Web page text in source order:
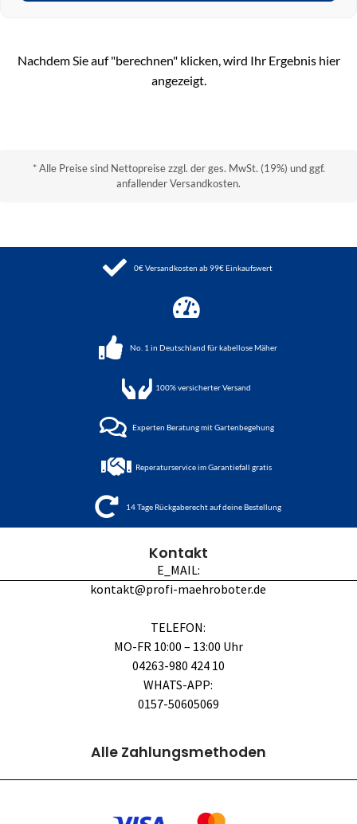
Nachdem Sie auf "berechnen" klicken, wird Ihr Ergebnis hier
angezeigt.
* Alle Preise sind Nettopreise zzgl. der ges. MwSt. (19%) und ggf.
anfallender Versandkosten.
0€ Versandkosten ab 99€ Einkaufswert
No. 1 in Deutschland für kabellose Mäher
100%versicherter Versand
Experten Beratung mit Gartenbegehung
Reperaturservice im Garantiefall gratis
14 Tage Rückgaberecht auf deine Bestellung
Kontakt
E_MAIL:
kontakt@profi-maehroboter.de
TELEFON:
MO-FR 10:00 – 13:00 Uhr
04263-980 424 10
WHATS-APP:
0157-50605069
Alle Zahlungsmethoden